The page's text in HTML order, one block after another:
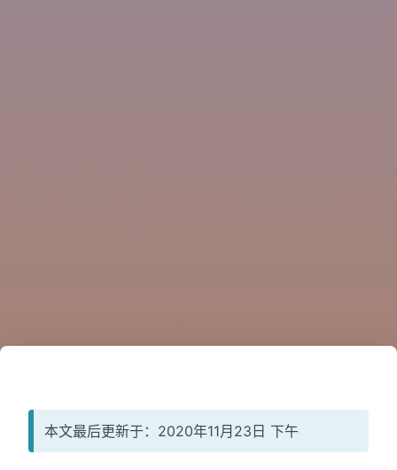
本文最后更新于：2020年11月23日 下午